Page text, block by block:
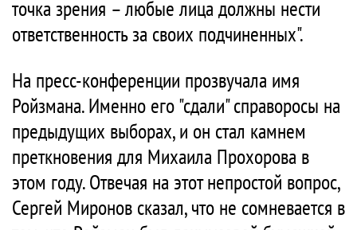
точка зрения – любые лица должны нести
ответственность за своих подчиненных".
На пресс-конференции прозвучала имя
Ройзмана. Именно его "сдали" справоросы на
предыдущих выборах, и он стал камнем
преткновения для Михаила Прохорова в
этом году. Отвечая на этот непростой вопрос,
Сергей Миронов сказал, что не сомневается в